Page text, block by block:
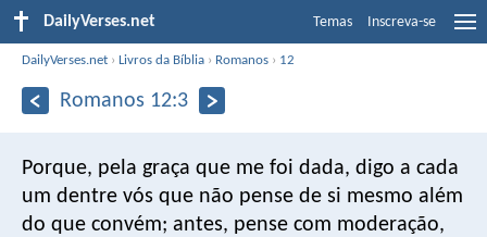
DailyVerses.net Temas Inscreva-se
DailyVerses.net ›Livros da Bíblia › Romanos › 12
Romanos 12:3
Porque, pela graça que me foi dada, digo a cada
um dentre vós que não pense de si mesmo além
do que convém; antes, pense com moderação,